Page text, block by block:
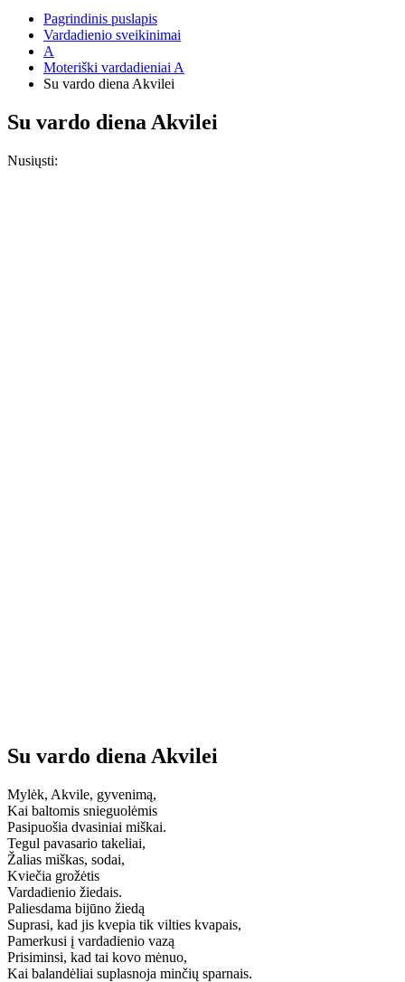
Pagrindinis puslapis
Vardadienio sveikinimai
A
Moteriški vardadieniai A
Su vardo diena Akvilei
Su vardo diena Akvilei
Nusiųsti:
Su vardo diena Akvilei
Mylėk, Akvile, gyvenimą,
Kai baltomis snieguolėmis
Pasipuošia dvasiniai miškai.
Tegul pavasario takeliai,
Žalias miškas, sodai,
Kviečia grožėtis
Vardadienio žiedais.
Paliesdama bijūno žiedą
Suprasi, kad jis kvepia tik vilties kvapais,
Pamerkusi į vardadienio vazą
Prisiminsi, kad tai kovo mėnuo,
Kai balandėliai suplasnoja minčių sparnais.